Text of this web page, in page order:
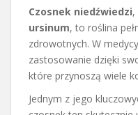
Czosnek niedźwiedzi,
ursinum, to roślina
zdrowotnych. W
zastosowanie dzięki
które przynoszą wiele
Jednym z jego